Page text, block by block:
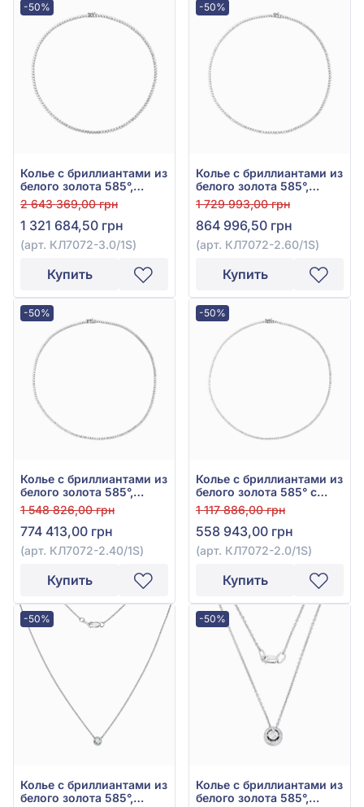
-50%
Колье с бриллиантами из
белого золота 585°,
бриллиант 14,37ct, арт.
КЛ7072-3.0/1S
2 643 369,00 грн
1 321 684,50 грн
(арт. КЛ7072-3.0/1S)
Купить
-50%
Колье с бриллиантами из
белого золота 585°,
Бриллиант 10,85ct, арт.
КЛ7072-2.60/1S
1 729 993,00 грн
864 996,50 грн
(арт. КЛ7072-2.60/1S)
Купить
-50%
Колье с бриллиантами из
белого золота 585°,
Бриллиант 9,73ct, арт.
КЛ7072-2.40/1S
1 548 826,00 грн
774 413,00 грн
(арт. КЛ7072-2.40/1S)
Купить
-50%
Колье с бриллиантами из
белого золота 585° с
бриллиантом 6,16ct, арт.
КЛ7072-2.0/1S
1 117 886,00 грн
558 943,00 грн
(арт. КЛ7072-2.0/1S)
Купить
-50%
Колье с бриллиантами из
белого золота 585°,
-50%
Колье с бриллиантами из
белого золота 585°,